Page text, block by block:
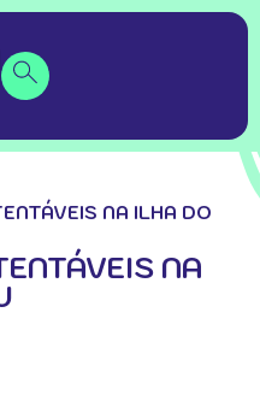
NA ILHA DO
NA